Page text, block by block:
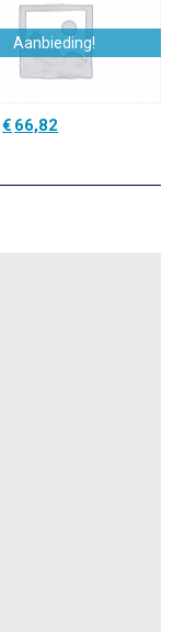
Aanbieding!
Oorspronkelijke
€95,45.
€ 66,82
€66,82.